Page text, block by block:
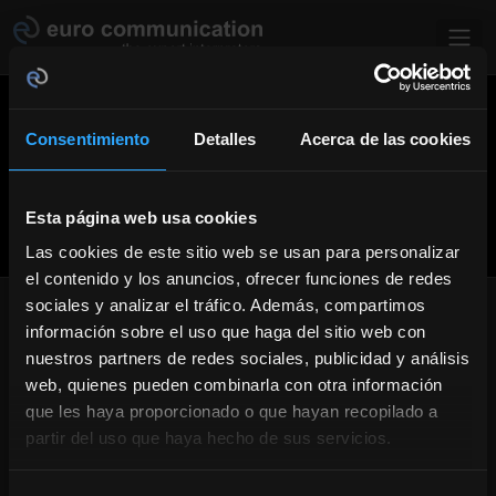
Consentimiento Detalles Acerca de las cookies
Esta página web usa cookies
Las cookies de este sitio web se usan para personalizar
el contenido y los anuncios, ofrecer funciones de redes
sociales y analizar el tráfico. Además, compartimos
información sobre el uso que haga del sitio web con
nuestros partners de redes sociales, publicidad y análisis
web, quienes pueden combinarla con otra información
que les haya proporcionado o que hayan recopilado a
partir del uso que haya hecho de sus servicios.
EL INTÉRPRETE EN
TELEVISIÓN
El título de intérprete en televisión no designa a una
categoría propia de intérpretes. El intérprete en televisión